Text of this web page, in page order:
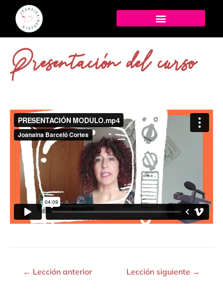
Presentación del curso
← Lección anterior Lección siguiente →